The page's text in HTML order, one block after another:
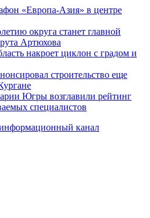
«Европа-Азия» в центре
округа станет главной
Артюхова
накроет циклон с градом и
строительство еще
Югры возглавили рейтинг
специалистов
канал